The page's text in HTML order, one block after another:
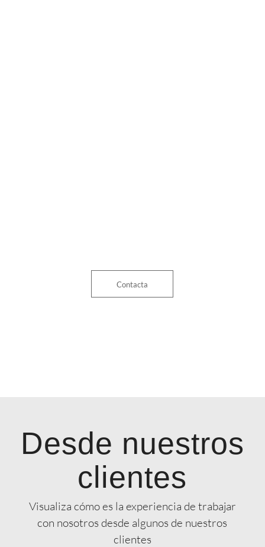
Contacta
Desde nuestros
clientes
Visualiza cómo es la experiencia de trabajar
con nosotros desde algunos de nuestros
clientes